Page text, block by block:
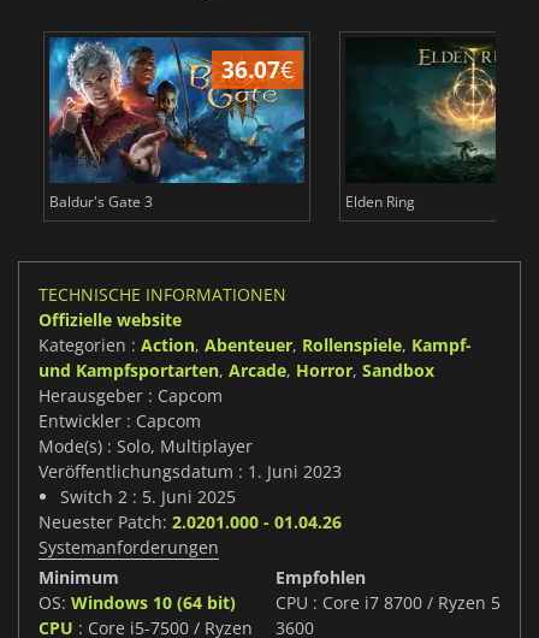
36.07€
Baldur's Gate 3 Elden Ring
TECHNISCHE INFORMATIONEN
Offizielle website
Kategorien : Action, Abenteuer, Rollenspiele, Kampf-
und Kampfsportarten, Arcade, Horror, Sandbox
Herausgeber : Capcom
Entwickler : Capcom
Mode(s) : Solo, Multiplayer
Veröffentlichungsdatum : 1. Juni 2023
Switch 2 : 5. Juni 2025
Neuester Patch: 2.0201.000 - 01.04.26
Systemanforderungen
Minimum
OS: Windows 10 (64 bit)
CPU : Core i5-7500 / Ryzen
Empfohlen
CPU : Core i7 8700 / Ryzen 5
3600